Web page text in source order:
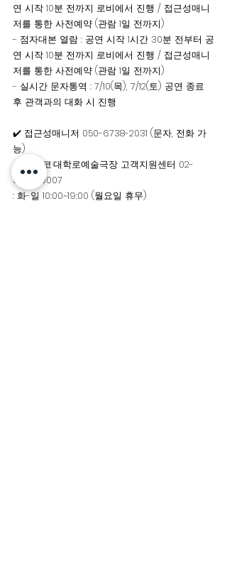
연 시작 10분 전까지 로비에서 진행 / 접근성매니
저를 통한 사전예약 (관람 1일 전까지)
- 점자대본 열람 : 공연 시작 1시간 30분 전부터 공
연 시작 10분 전까지 로비에서 진행 / 접근성매니
저를 통한 사전예약 (관람 1일 전까지)
- 실시간 문자통역 : 7/10(목), 7/12(토) 공연 종료
후 관객과의 대화 시 진행
✔️ 접근성매니저 050-6738-2031 (문자, 전화 가
능)
✔️ 아르코·대학로예술극장 고객지원센터 02-
3668-0007
: 화-일 10:00~19:00 (월요일 휴무)